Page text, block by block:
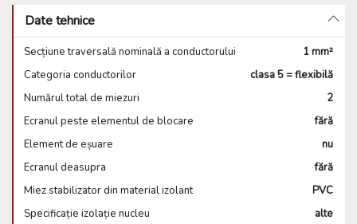
Date tehnice
Secțiune traversală nominală a conductorului
1 mm²
Categoria conductorilor
clasa 5 = flexibilă
Numărul total de miezuri
2
Ecranul peste elementul de blocare
fără
Element de eșuare
nu
Ecranul deasupra
fără
Miez stabilizator din material izolant
PVC
Specificație izolație nucleu
alte